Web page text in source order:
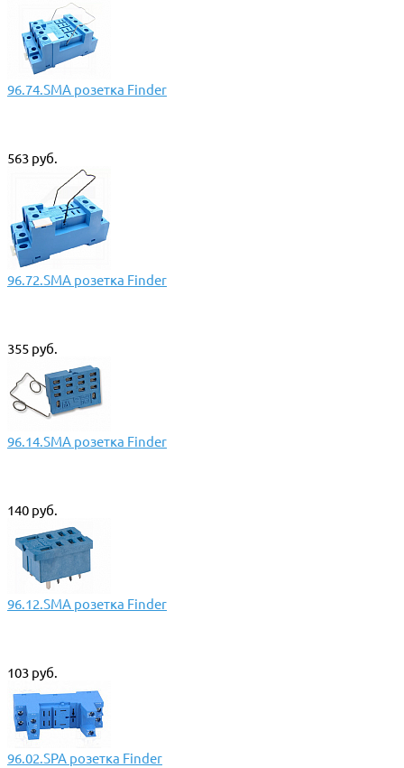
96.74.SMA розетка Finder
563 руб.
96.72.SMA розетка Finder
355 руб.
96.14.SMA розетка Finder
140 руб.
96.12.SMA розетка Finder
103 руб.
96.02.SPA розетка Finder